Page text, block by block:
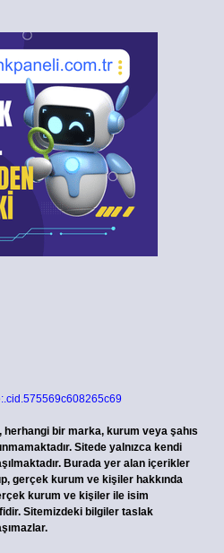
herhangi bir marka, kurum veya şahıs
Sitede yalnızca kendi
Burada yer alan içerikler
gerçek kurum ve kişiler hakkında
kurum ve kişiler ile isim
Sitemizdeki bilgiler taslak